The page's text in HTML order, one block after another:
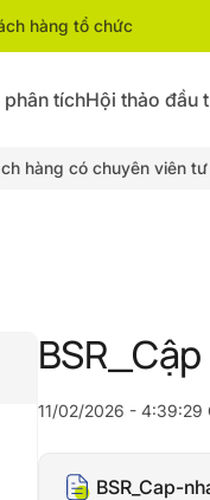
hàng tổ chức
phân tíchHội thảo đầu
hàng có chuyên viên
11/02/2026 - 4:39:29
BSR_Cap-